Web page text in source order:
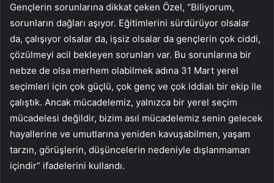
Gençlerin sorunlarına dikkat çeken Özel, “Biliyorum,
sorunların dağları aşıyor. Eğitimlerini sürdürüyor olsalar
da, çalışıyor olsalar da, işsiz olsalar da gençlerin çok ciddi,
çözülmeyi acil bekleyen sorunları var. Bu sorunlarına bir
nebze de olsa merhem olabilmek adına 31 Mart yerel
seçimleri için çok güçlü, çok genç ve çok iddialı bir ekip ile
çalıştık. Ancak mücadelemiz, yalnızca bir yerel seçim
mücadelesi değildir, bizim asıl mücadelemiz senin gelecek
hayallerine ve umutlarına yeniden kavuşabilmen, yaşam
tarzın, görüşlerin, düşüncelerin nedeniyle dışlanmaman
içindir” ifadelerini kullandı.